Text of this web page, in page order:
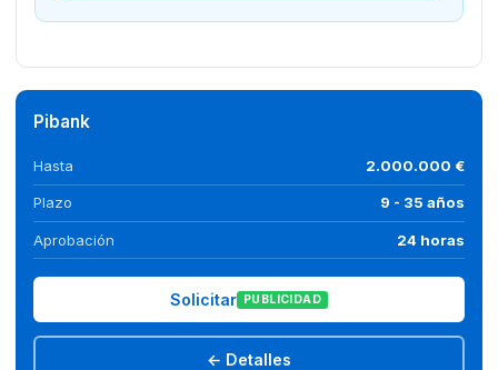
Pibank
Hasta 2.000.000 €
Plazo 9 - 35 años
Aprobación 24 horas
Solicitar PUBLICIDAD
← Detalles